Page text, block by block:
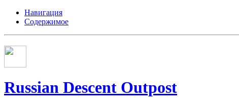
Навигация
Содержимое
Russian Descent Outpost